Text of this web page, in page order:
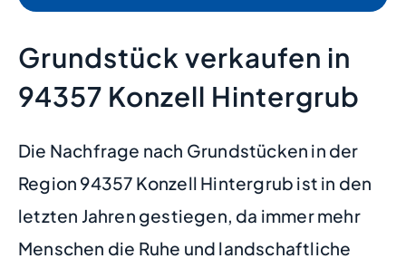
Grundstück verkaufen in
94357 Konzell Hintergrub
Die Nachfrage nach Grundstücken in der
Region 94357 Konzell Hintergrub ist in den
letzten Jahren gestiegen, da immer mehr
Menschen die Ruhe und landschaftliche